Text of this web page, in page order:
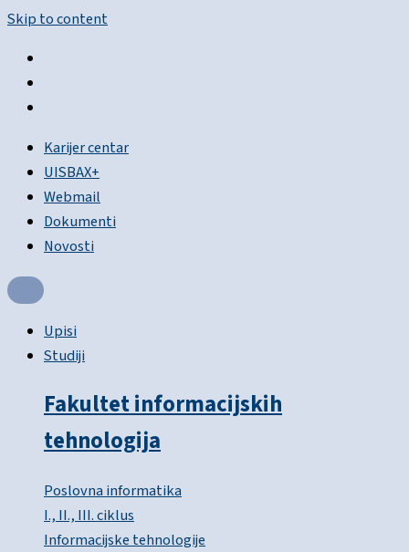
Skip to content
Karijer centar
UISBAX+
Webmail
Dokumenti
Novosti
Upisi
Studiji
Fakultet informacijskih
tehnologija
Poslovna informatika
I., II., III. ciklus
Informacijske tehnologije